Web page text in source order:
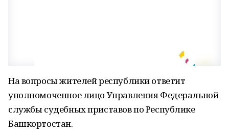
На вопросы жителей республики ответит
уполномоченное лицо Управления Федеральной
службы судебных приставов по Республике
Башкортостан.